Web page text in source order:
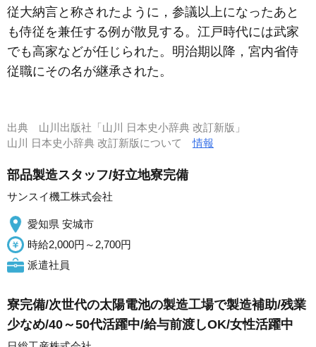
従大納言と称されたように，参議以上になったあと
も侍従を兼任する例が散見する。江戸時代には武家
でも高家などが任じられた。明治期以降，宮内省侍
従職にその名が継承された。
出典 山川出版社「山川 日本史小辞典 改訂新版」
山川 日本史小辞典 改訂新版について情報
部品製造スタッフ/好立地寮完備
サンスイ機工株式会社
愛知県 安城市
時給2,000円～2,700円
派遣社員
寮完備/次世代の太陽電池の製造工場で製造補助/残業
少なめ/40～50代活躍中/給与前渡しOK/女性活躍中